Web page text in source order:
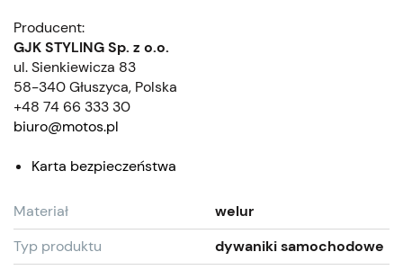
Producent:
GJK STYLING Sp. z o.o.
ul. Sienkiewicza 83
58-340 Głuszyca, Polska
+48 74 66 333 30
biuro@motos.pl
Karta bezpieczeństwa
Materiał
welur
Typ produktu
dywaniki samochodowe